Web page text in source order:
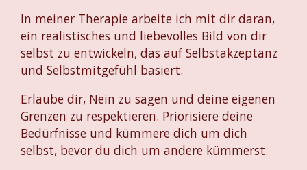
In meiner Therapie arbeite ich mit dir daran,
ein realistisches und liebevolles Bild von dir
selbst zu entwickeln, das auf Selbstakzeptanz
und Selbstmitgefühl basiert.
Erlaube dir, Nein zu sagen und deine eigenen
Grenzen zu respektieren. Priorisiere deine
Bedürfnisse und kümmere dich um dich
selbst, bevor du dich um andere kümmerst.